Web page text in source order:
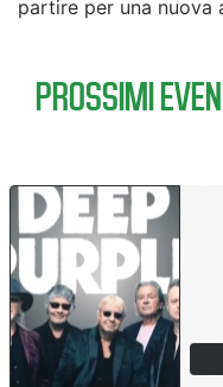
partire per una nuova
PROSSIMI